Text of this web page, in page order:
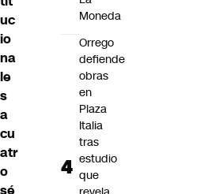
uc
io
na
le
s
a
cu
atr
o
sé
Moneda
Orrego
defiende
obras
en
Plaza
Italia
tras
estudio
que